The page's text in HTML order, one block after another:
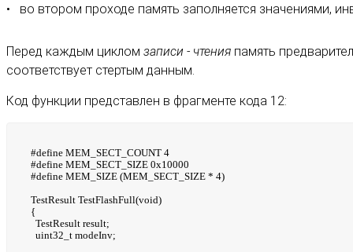
во втором проходе память заполняется значениями,
Перед каждым циклом записи - чтения память
соответствует стертым данным.
Код функции представлен в фрагменте кода 12:
#define MEM_SECT_COUNT 4
#define MEM_SECT_SIZE 0x10000
#define MEM_SIZE (MEM_SECT_SIZE * 4)
TestResult TestFlashFull(void)
{
TestResult result;
uint32_t modeInv;